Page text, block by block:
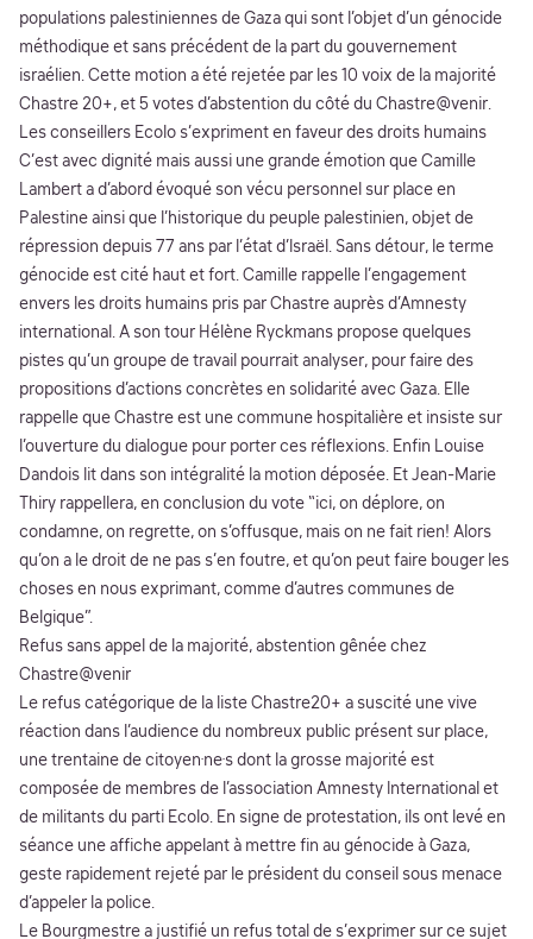
populations palestiniennes de Gaza qui sont l’objet d’un génocide
méthodique et sans précédent de la part du gouvernement
israélien. Cette motion a été rejetée par les 10 voix de la majorité
Chastre 20+, et 5 votes d’abstention du côté du Chastre@venir.
Les conseillers Ecolo s’expriment en faveur des droits humains
C’est avec dignité mais aussi une grande émotion que Camille
Lambert a d’abord évoqué son vécu personnel sur place en
Palestine ainsi que l’historique du peuple palestinien, objet de
répression depuis 77 ans par l’état d’Israël. Sans détour, le terme
génocide est cité haut et fort. Camille rappelle l’engagement
envers les droits humains pris par Chastre auprès d’Amnesty
international. A son tour Hélène Ryckmans propose quelques
pistes qu’un groupe de travail pourrait analyser, pour faire des
propositions d’actions concrètes en solidarité avec Gaza. Elle
rappelle que Chastre est une commune hospitalière et insiste sur
l’ouverture du dialogue pour porter ces réflexions. Enfin Louise
Dandois lit dans son intégralité la motion déposée. Et Jean-Marie
Thiry rappellera, en conclusion du vote “ici, on déplore, on
condamne, on regrette, on s’offusque, mais on ne fait rien! Alors
qu’on a le droit de ne pas s’en foutre, et qu’on peut faire bouger les
choses en nous exprimant, comme d’autres communes de
Belgique”.
Refus sans appel de la majorité, abstention gênée chez
Chastre@venir
Le refus catégorique de la liste Chastre20+ a suscité une vive
réaction dans l’audience du nombreux public présent sur place,
une trentaine de citoyen·ne·s dont la grosse majorité est
composée de membres de l’association Amnesty International et
de militants du parti Ecolo. En signe de protestation, ils ont levé en
séance une affiche appelant à mettre fin au génocide à Gaza,
geste rapidement rejeté par le président du conseil sous menace
d’appeler la police.
Le Bourgmestre a justifié un refus total de s’exprimer sur ce sujet